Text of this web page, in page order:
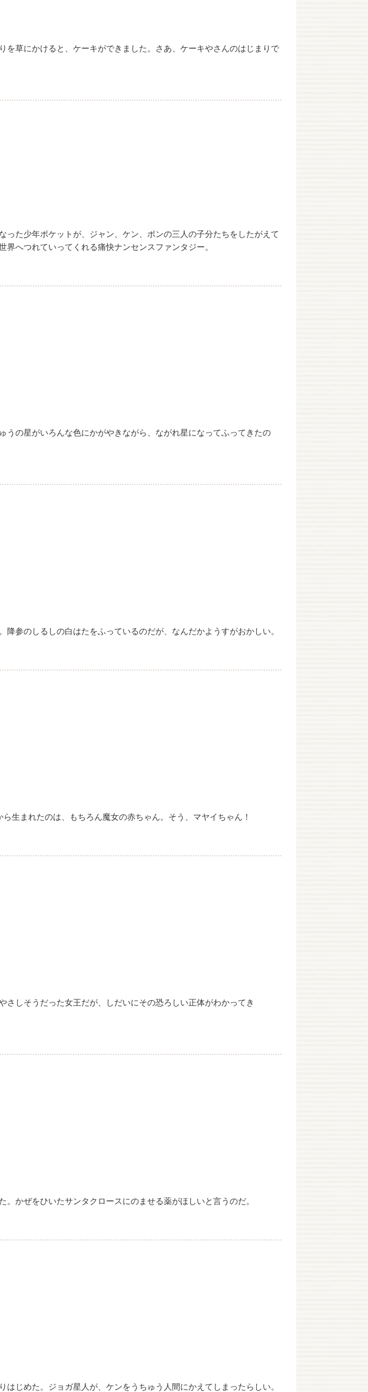
を草にかけると、ケーキができました。さあ、ケーキやさんのはじまりで
った少年ポケットが、ジャン、ケン、ポンの三人の子分たちをしたがえて
へつれていってくれる痛快ナンセンスファンタジー。
うの星がいろんな色にかがやきながら、ながれ星になってふってきたの
参のしるしの白はたをふっているのだが、なんだかようすがおかしい。
生まれたのは、もちろん魔女の赤ちゃん。そう、マヤイちゃん！
さしそうだった女王だが、しだいにその恐ろしい正体がわかってき
かぜをひいたサンタクロースにのませる薬がほしいと言うのだ。
じめた。ジョガ星人が、ケンをうちゅう人間にかえてしまったらしい。